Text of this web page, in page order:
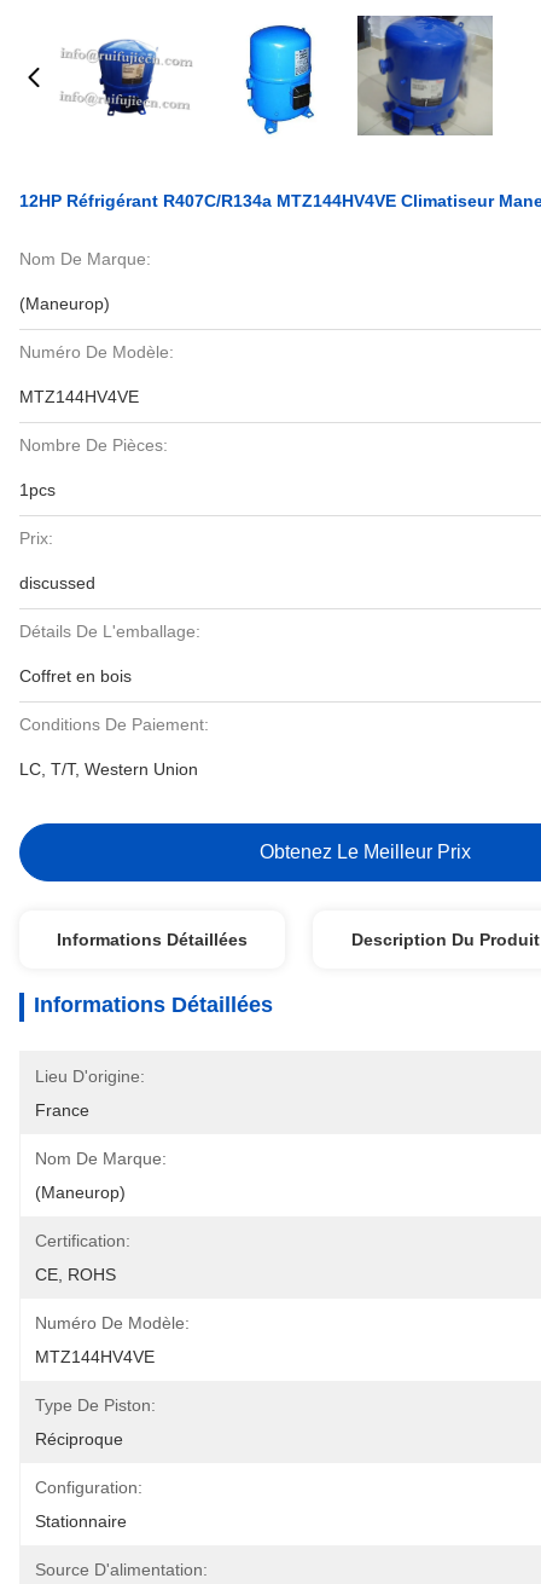
12HP Réfrigérant R407C/R134a MTZ144HV4VE Climatiseur
Nom De Marque:
(Maneurop)
Numéro De Modèle:
MTZ144HV4VE
Nombre De Pièces:
1pcs
Prix:
discussed
Détails De L'emballage:
Coffret en bois
Conditions De Paiement:
LC, T/T, Western Union
Obtenez Le Meilleur Prix
Informations Détaillées Description Du Produit
Informations Détaillées
Lieu D'origine:
France
Nom De Marque:
(Maneurop)
Certification:
CE, ROHS
Numéro De Modèle:
MTZ144HV4VE
Type De Piston:
Réciproque
Configuration:
Stationnaire
Source D'alimentation: